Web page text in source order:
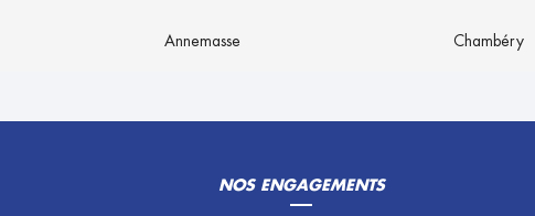
Annemasse Chambéry
NOS ENGAGEMENTS